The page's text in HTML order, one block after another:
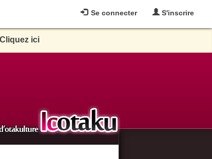
Se connecter S'inscrire
Cliquez ici